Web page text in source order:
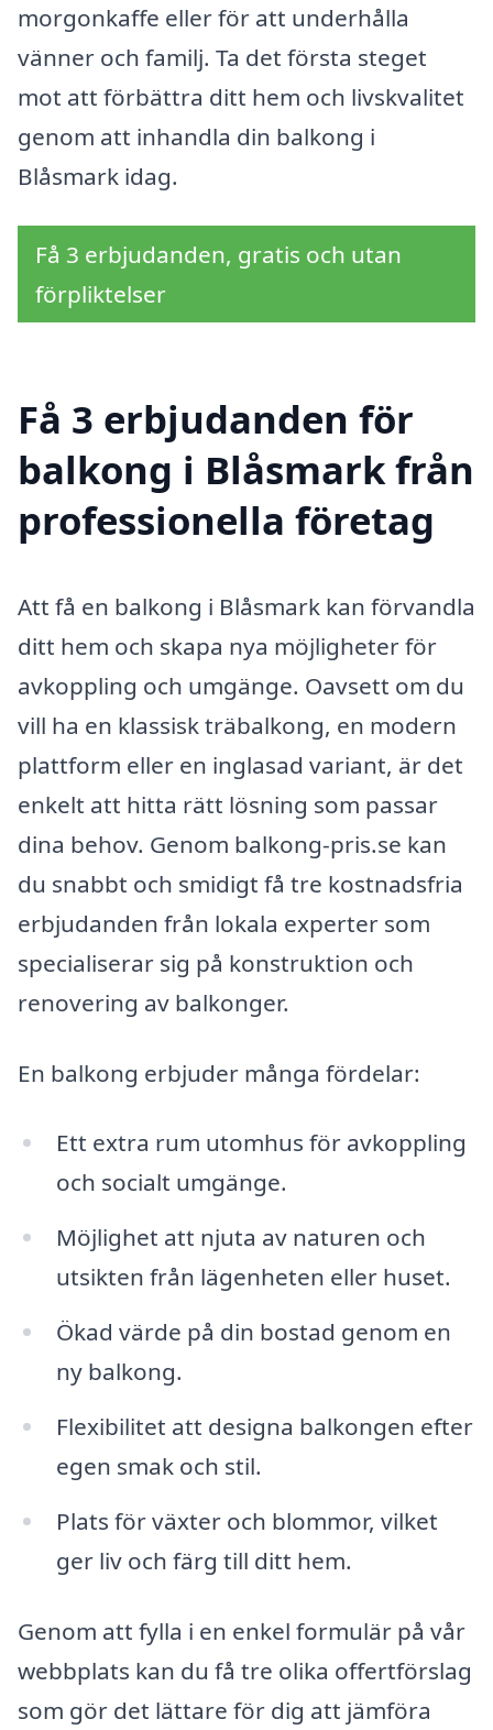
morgonkaffe eller för att underhålla
vänner och familj. Ta det första steget
mot att förbättra ditt hem och livskvalitet
genom att inhandla din balkong i
Blåsmark idag.
Få 3 erbjudanden, gratis och utan
förpliktelser
Få 3 erbjudanden för
balkong i Blåsmark från
professionella företag
Att få en balkong i Blåsmark kan förvandla
ditt hem och skapa nya möjligheter för
avkoppling och umgänge. Oavsett om du
vill ha en klassisk träbalkong, en modern
plattform eller en inglasad variant, är det
enkelt att hitta rätt lösning som passar
dina behov. Genom balkong-pris.se kan
du snabbt och smidigt få tre kostnadsfria
erbjudanden från lokala experter som
specialiserar sig på konstruktion och
renovering av balkonger.
En balkong erbjuder många fördelar:
Ett extra rum utomhus för avkoppling
och socialt umgänge.
Möjlighet att njuta av naturen och
utsikten från lägenheten eller huset.
Ökad värde på din bostad genom en
ny balkong.
Flexibilitet att designa balkongen efter
egen smak och stil.
Plats för växter och blommor, vilket
ger liv och färg till ditt hem.
Genom att fylla i en enkel formulär på vår
webbplats kan du få tre olika offertförslag
som gör det lättare för dig att jämföra